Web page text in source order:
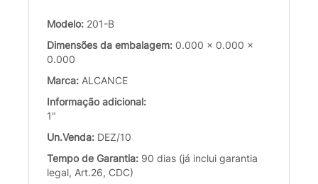
Modelo: 201-B
Dimensões da embalagem: 0.000 x 0.000 x
0.000
Marca: ALCANCE
Informação adicional:
1"
Un.Venda: DEZ/10
Tempo de Garantia: 90 dias (já inclui garantia
legal, Art.26, CDC)